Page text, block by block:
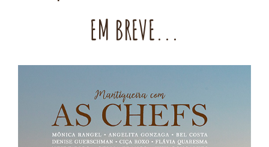
EM BREVE...